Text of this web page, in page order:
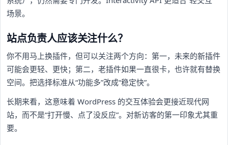
场景。
站点负责人应该关注什么？
你不用马上换插件，但可以关注两个方向：第一，未来的新插件
可能会更轻、更快；第二，老插件如果一直很卡，也许就有替换
空间。把选择标准从“功能多”改成“稳定快”。
长期来看，这意味着 WordPress 的交互体验会更接近现代网
站，而不是“打开慢、点了没反应”。对新访客的第一印象尤其重
要。